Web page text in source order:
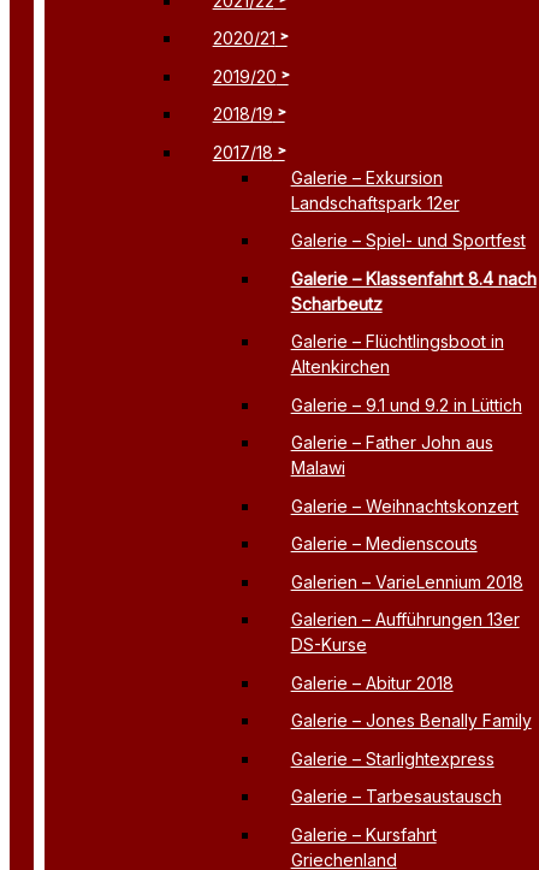
2020/21
2019/20
2018/19
2017/18
Galerie – Exkursion
Landschaftspark 12er
Galerie – Spiel- und Sportfest
Galerie – Klassenfahrt 8.4 nach
Scharbeutz
Galerie – Flüchtlingsboot in
Altenkirchen
Galerie – 9.1 und 9.2 in Lüttich
Galerie – Father John aus
Malawi
Galerie – Weihnachtskonzert
Galerie – Medienscouts
Galerien – VarieLennium 2018
Galerien – Aufführungen 13er
DS-Kurse
Galerie – Abitur 2018
Galerie – Jones Benally Family
Galerie – Starlightexpress
Galerie – Tarbesaustausch
Galerie – Kursfahrt
Griechenland